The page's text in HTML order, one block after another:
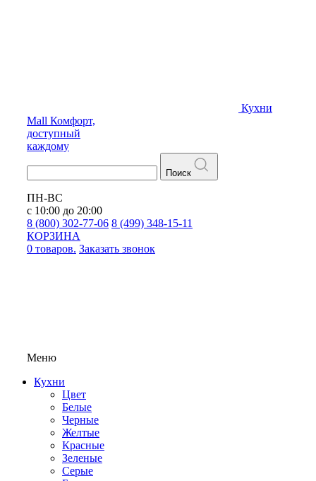
Кухни
Mall Комфорт,
доступный
каждому
Поиск
ПН-ВС
с 10:00 до 20:00
8 (800) 302-77-06 8 (499) 348-15-11
КОРЗИНА
0 товаров. Заказать звонок
Меню
Кухни
Цвет
Белые
Черные
Желтые
Красные
Зеленые
Серые